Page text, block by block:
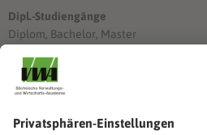
Dipl.-Studiengänge
Diplom, Bachelor, Master
Stimmen unserer Absolventinnen und
Stimmen unserer Absolventinnen und